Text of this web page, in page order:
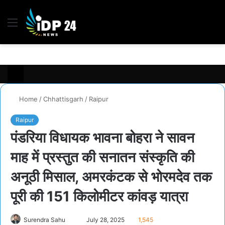
Menu
Home /Chhattisgarh / Raipur
Raipur
पंडरिया विधायक भावना बोहरा ने सावन
माह में प्रस्तुत की सनातन संस्कृति की
अनूठी मिसाल, अमरकंटक से भोरमदेव तक
पूरी की 151 किलोमीटर कांवड़ यात्रा
Surendra Sahu July 28, 2025 1,545